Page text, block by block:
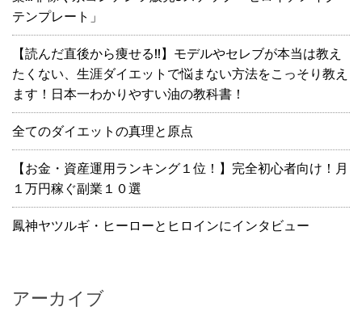
テンプレート」
【読んだ直後から痩せる!!】モデルやセレブが本当は教え
たくない、生涯ダイエットで悩まない方法をこっそり教え
ます！日本一わかりやすい油の教科書！
全てのダイエットの真理と原点
【お金・資産運用ランキング１位！】完全初心者向け！月
１万円稼ぐ副業１０選
鳳神ヤツルギ・ヒーローとヒロインにインタビュー
アーカイブ